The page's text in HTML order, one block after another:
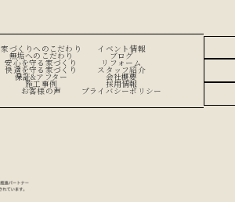
家づくりへのこだわり
無垢へのこだわり
安心を守る家づくり
快適を守る家づくり
保証&アフター
施工事例
お客様の声
イベント情報
ブログ
リフォーム
スタッフ紹介
会社概要
採用情報
プライバシーポリシー